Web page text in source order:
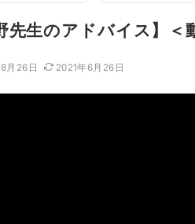
先生のアドバイス】
月26日 2021年6月26日